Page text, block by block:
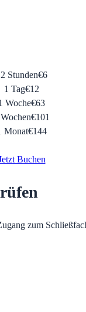
Stunden€6
1 Tag€12
Woche€63
€101
Monat€144
Buchen
zum